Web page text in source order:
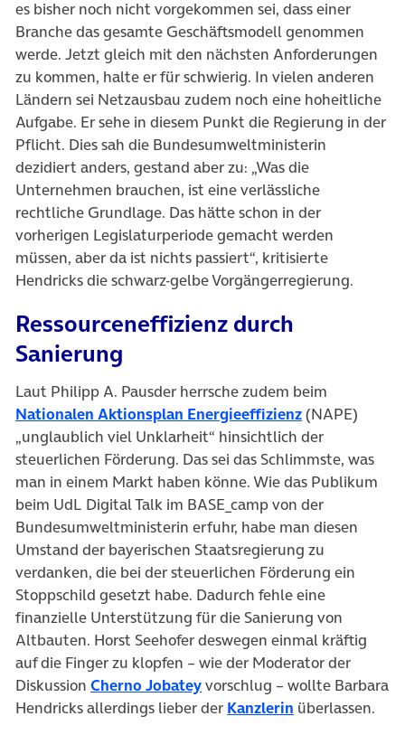
es bisher noch nicht vorgekommen sei, dass einer
Branche das gesamte Geschäftsmodell genommen
werde. Jetzt gleich mit den nächsten Anforderungen
zu kommen, halte er für schwierig. In vielen anderen
Ländern sei Netzausbau zudem noch eine hoheitliche
Aufgabe. Er sehe in diesem Punkt die Regierung in der
Pflicht. Dies sah die Bundesumweltministerin
dezidiert anders, gestand aber zu: „Was die
Unternehmen brauchen, ist eine verlässliche
rechtliche Grundlage. Das hätte schon in der
vorherigen Legislaturperiode gemacht werden
müssen, aber da ist nichts passiert“, kritisierte
Hendricks die schwarz-gelbe Vorgängerregierung.
Ressourceneffizienz durch
Sanierung
Laut Philipp A. Pausder herrsche zudem beim
Nationalen Aktionsplan Energieeffizienz(öffnet in
(NAPE)
„unglaublich viel Unklarheit“ hinsichtlich der
steuerlichen Förderung. Das sei das Schlimmste, was
man in einem Markt haben könne. Wie das Publikum
beim UdL Digital Talk im BASE_camp von der
Bundesumweltministerin erfuhr, habe man diesen
Umstand der bayerischen Staatsregierung zu
verdanken, die bei der steuerlichen Förderung ein
Stoppschild gesetzt habe. Dadurch fehle eine
finanzielle Unterstützung für die Sanierung von
Altbauten. Horst Seehofer deswegen einmal kräftig
auf die Finger zu klopfen – wie der Moderator der
Diskussion Cherno Jobatey(öffnet in neuem Tab)
vorschlug – wollte Barbara
Hendricks allerdings lieber der Kanzlerin (öffnet in
überlassen.